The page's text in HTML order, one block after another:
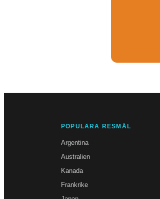
POPULÄRA RESMÅL
Argentina
Australien
Kanada
Frankrike